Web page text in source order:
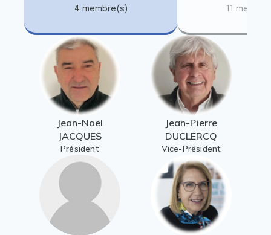
4 membre(s) 11
Jean-Noël
JACQUES
Président
Jean-Pierre
DUCLERCQ
Vice-Président